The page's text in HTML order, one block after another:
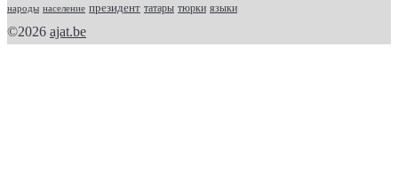
народы население президент татары тюрки языки
©2026 ajat.be